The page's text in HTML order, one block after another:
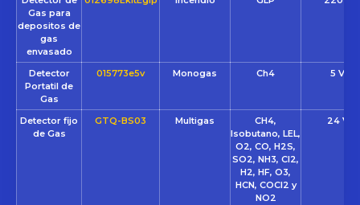
Gas para
depositos de
gas
envasado
Detector
Portatil de
Gas
015773e5v Monogas Ch4 5 VCC
Detector fijo
de Gas
GTQ-BS03 Multigas
CH4,
Isobutano, LEL,
O2, CO, H2S,
SO2, NH3, Cl2,
H2, HF, O3,
HCN, COCl2 y
NO2
24